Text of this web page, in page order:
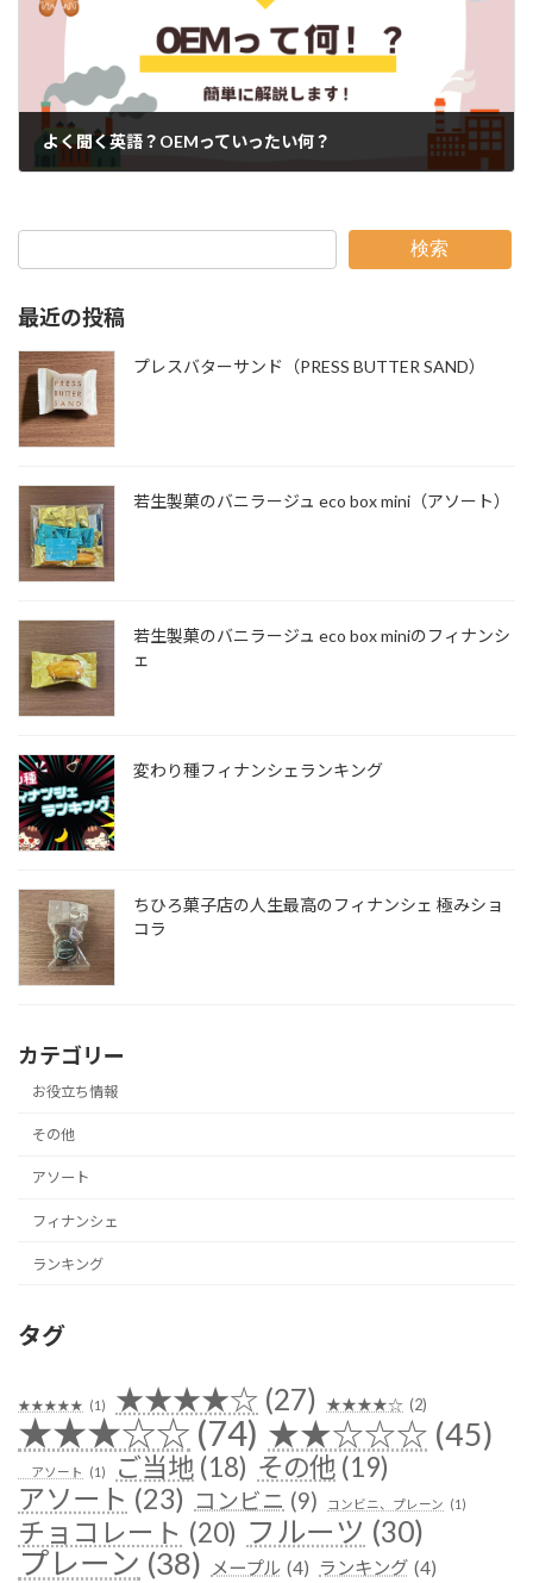
よく聞く英語？OEMっていったい何？
検索
最近の投稿
プレスバターサンド（PRESS BUTTER SAND）
若生製菓のバニラージュ eco box mini（アソート）
若生製菓のバニラージュ eco box miniのフィナンシ
ェ
変わり種フィナンシェランキング
ちひろ菓子店の人生最高のフィナンシェ 極みショ
コラ
カテゴリー
お役立ち情報
その他
アソート
フィナンシェ
ランキング
タグ
★★★★★ (1) ★★★★☆ (27) ★★★★☆ (2)
★★★☆☆ (74) ★★☆☆☆ (45)
アソート (1) ご当地 (18) その他 (19)
アソート (23) コンビニ (9) コンビニ、プレーン (1)
チョコレート (20) フルーツ (30)
プレーン (38) メープル (4) ランキング (4)